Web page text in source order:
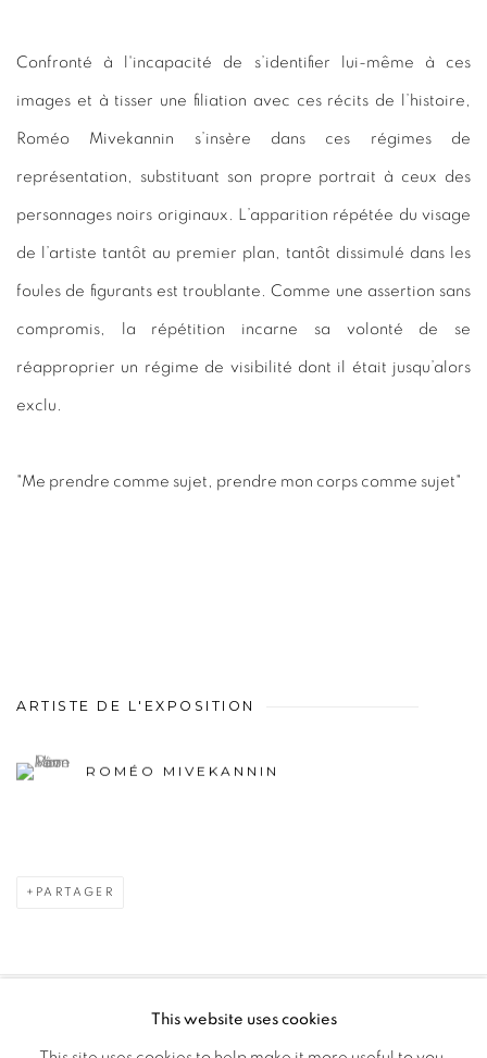
Confronté à l'incapacité de s’identifier lui-même à ces
images et à tisser une filiation avec ces récits de l’histoire,
Roméo Mivekannin s’insère dans ces régimes de
représentation, substituant son propre portrait à ceux des
personnages noirs originaux. L’apparition répétée du visage
de l’artiste tantôt au premier plan, tantôt dissimulé dans les
foules de figurants est troublante. Comme une assertion sans
compromis, la répétition incarne sa volonté de se
réapproprier un régime de visibilité dont il était jusqu’alors
exclu.
"Me prendre comme sujet, prendre mon corps comme sujet"
ARTISTE DE L'EXPOSITION
ROMÉO MIVEKANNIN
PARTAGER
MANAGE COOKIES
This website uses cookies